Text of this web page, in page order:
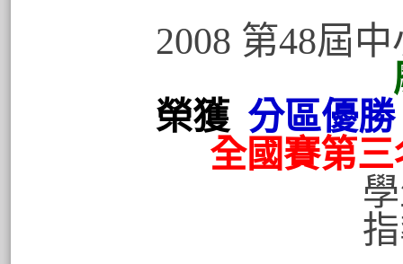
2008 第48屆
榮獲 分區優勝
全國賽第三
學生:吳
指導老